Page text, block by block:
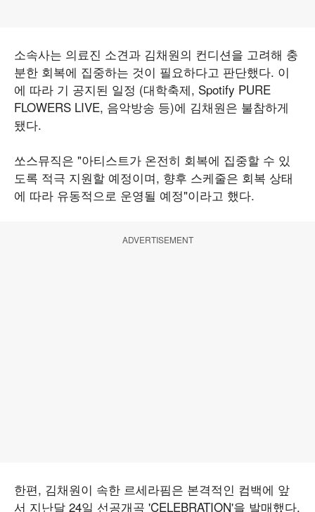
소속사는 의료진 소견과 김채원의 컨디션을 고려해 충
분한 회복에 집중하는 것이 필요하다고 판단했다. 이
에 따라 기 공지된 일정 (대학축제, Spotify PURE
FLOWERS LIVE, 음악방송 등)에 김채원은 불참하게
됐다.
쏘스뮤직은 "아티스트가 온전히 회복에 집중할 수 있
도록 적극 지원할 예정이며, 향후 스케줄은 회복 상태
에 따라 유동적으로 운영될 예정"이라고 했다.
ADVERTISEMENT
한편, 김채원이 속한 르세라핌은 본격적인 컴백에 앞
서 지난달 24일 선공개곡 'CELEBRATION'을 발매했다.